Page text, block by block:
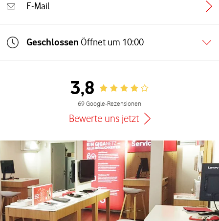
E-Mail
Geschlossen Öffnet um 10:00
3,8 Rating 3.8
69 Google-Rezensionen
Bewerte uns jetzt